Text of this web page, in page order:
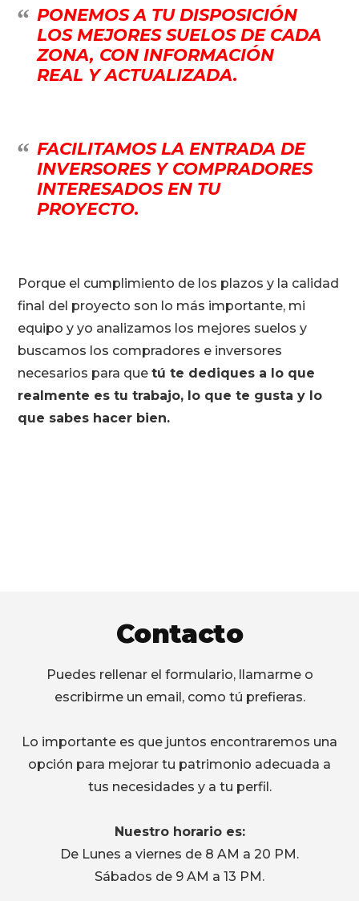
PONEMOS A TU DISPOSICIÓN
LOS MEJORES SUELOS DE CADA
ZONA, CON INFORMACIÓN
REAL Y ACTUALIZADA.
FACILITAMOS LA ENTRADA DE
INVERSORES Y COMPRADORES
INTERESADOS EN TU
PROYECTO.
Porque el cumplimiento de los plazos y la calidad
final del proyecto son lo más importante, mi
equipo y yo analizamos los mejores suelos y
buscamos los compradores e inversores
necesarios para quetú te dediques a lo que
realmente es tu trabajo, lo que te gusta y lo
que sabes hacer bien.
Contacto
Puedes rellenar el formulario, llamarme o
escribirme un email, como tú prefieras.
Lo importante es que juntos encontraremos una
opción para mejorar tu patrimonio adecuada a
tus necesidades y a tu perfil.
Nuestro horario es:
De Lunes a viernes de 8 AM a 20 PM.
Sábados de 9 AM a 13 PM.